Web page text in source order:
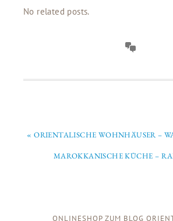
No related posts.
« ORIENTALISCHE WOHNHÄUSER –
MAROKKANISCHE KÜCHE –
ONLINESHOP ZUM BLOG